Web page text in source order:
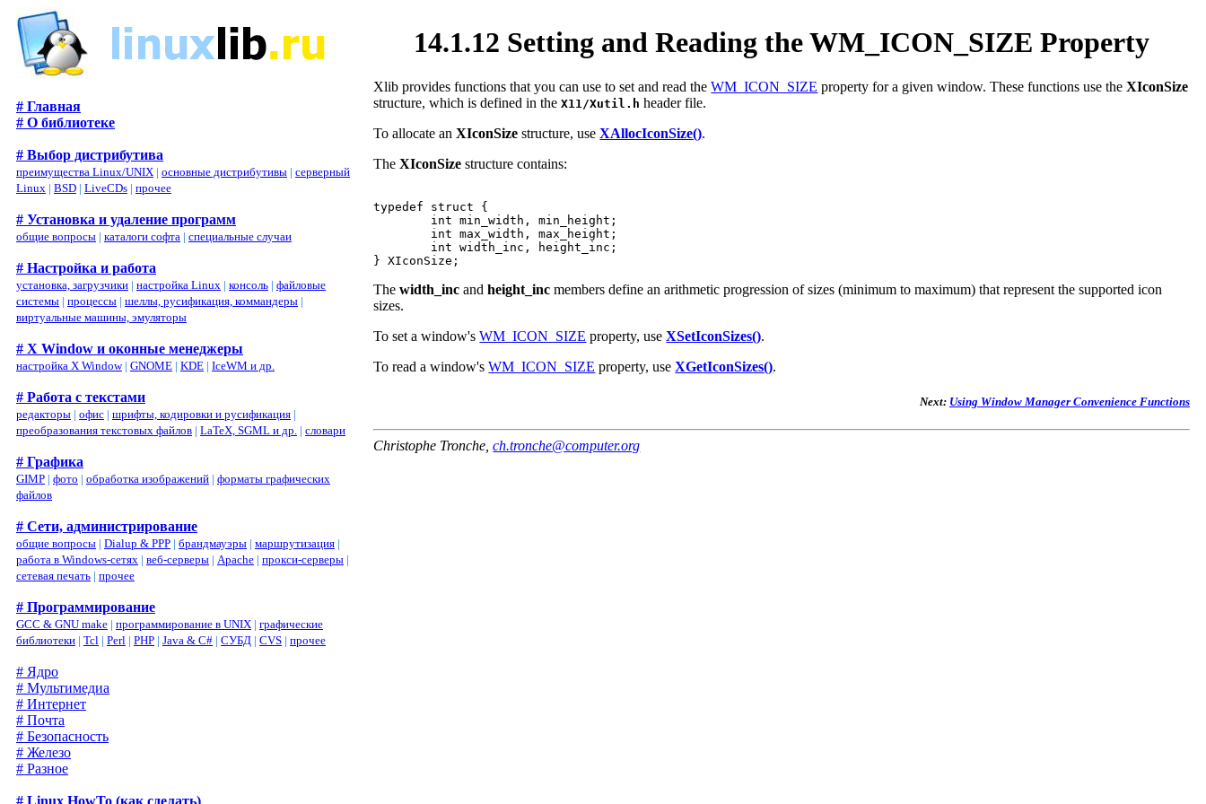
# Главная
# О библиотеке
# Выбор дистрибутива
преимущества Linux/UNIX | основные дистрибутивы | серверный
Linux | BSD | LiveCDs | прочее
# Установка и удаление программ
общие вопросы | каталоги софта | специальные случаи
# Настройка и работа
установка, загрузчики | настройка Linux | консоль | файловые
системы | процессы | шеллы, русификация, коммандеры |
виртуальные машины, эмуляторы
# X Window и оконные менеджеры
настройка X Window| GNOME | KDE | IceWM и др.
# Работа с текстами
редакторы | офис | шрифты, кодировки и русификация |
преобразования текстовых файлов | LaTeX, SGML и др. | словари
# Графика
GIMP | фото | обработка изображений | форматы графических
файлов
# Сети, администрирование
общие вопросы | Dialup & PPP | брандмауэры | маршрутизация |
работа в Windows-сетях | веб-серверы | Apache | прокси-серверы |
сетевая печать | прочее
# Программирование
GCC & GNU make | программирование в UNIX | графические
библиотеки | Tcl | Perl | PHP | Java & C# | СУБД | CVS | прочее
# Ядро
# Мультимедиа
# Интернет
# Почта
# Безопасность
# Железо
# Разное
# Linux HowTo (как сделать)
14.1.12 Setting and Reading the WM_ICON_SIZE Property
Xlib provides functions that you can use to set and read theWM_ICON_SIZE property for a given window. These functions use theXIconSize
structure, which is defined in theX11/Xutil.h header file.
To allocate anXIconSize structure, useXAllocIconSize().
TheXIconSize structure contains:
typedef struct {
Thewidth_inc andheight_inc members define an arithmetic progression of sizes (minimum to maximum) that represent the supported icon
sizes.
To set a window'sWM_ICON_SIZE property, useXSetIconSizes().
To read a window'sWM_ICON_SIZE property, useXGetIconSizes().
Next: Using Window Manager Convenience Functions
Christophe Tronche ,ch.tronche@computer.org